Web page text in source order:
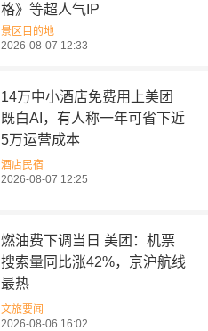
格》等超人气IP
景区目的地
2026-08-07 12:33
14万中小酒店免费用上美团
既白AI，有人称一年可省下近
5万运营成本
酒店民宿
2026-08-07 12:25
燃油费下调当日 美团：机票
搜索量同比涨42%，京沪航线
最热
文旅要闻
2026-08-06 16:02